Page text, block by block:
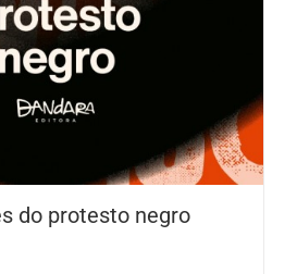
do protesto negro